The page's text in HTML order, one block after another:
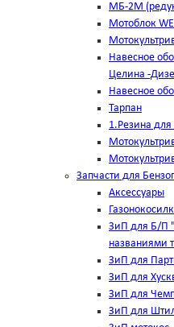
МБ-2М
Мотоблок
Навесное
Целина -
Навесное
Тарпан
1.Резина для
Запчасти для
Аксессуары
ЗиП для Б/П
названиями
ЗиП для
ЗиП для
ЗиП для
ЗиП для